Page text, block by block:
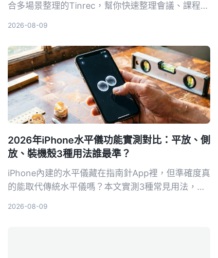
合多場景整理的Tinrec，幫你快速整理會議、課程、
2026-08-09
2026年iPhone水平儀功能實測對比：平放、側
放、裝機殼3種用法誰最準？
iPhone內建的水平儀藏在指南針App裡，但準確度真
的能取代傳統水平儀嗎？本文實測3種常見用法，從
2026-08-09